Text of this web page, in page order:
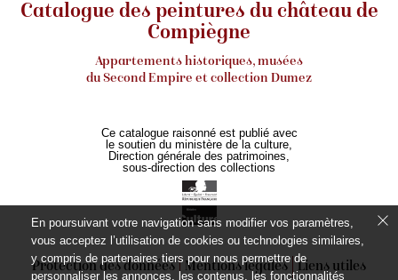
Catalogue des peintures du château de
Compiègne
Appartements historiques, musées
du Second Empire et collection Dumez
Ce catalogue raisonné est publié avec
le soutien du ministère de la culture,
Direction générale des patrimoines,
sous-direction des collections
Protection des données Mentions légales Liens utiles
En poursuivant votre navigation sans modifier vos paramètres,
vous acceptez l’utilisation de cookies ou technologies similaires,
y compris de partenaires tiers pour nous permettre de
personnaliser les annonces, les contenus, les fonctionnalités